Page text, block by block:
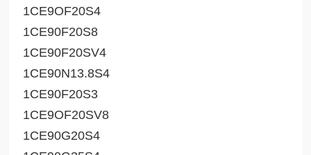
1CE9OF20S4
1CE90F20S8
1CE90F20SV4
1CE90N13.8S4
1CE90F20S3
1CE9OF20SV8
1CE90G20S4